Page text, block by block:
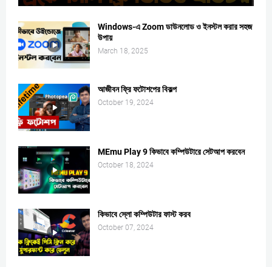
Windows-এ Zoom ডাউনলোড ও ইনস্টল করার সহজ
উপায়
March 18, 2025
আজীবন ফ্রি ফটোশপের বিকল্প
October 19, 2024
MEmu Play 9 কিভাবে কম্পিউটারে সেটআপ করবেন
October 18, 2024
কিভাবে স্লো কম্পিউটার ফাস্ট করব
October 07, 2024